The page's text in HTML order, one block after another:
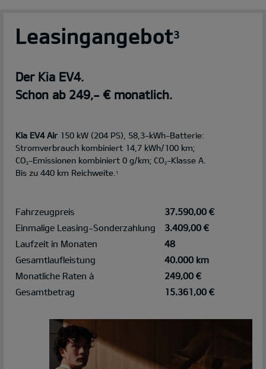
Leasingangebot3
Der Kia EV4.
Schon ab 249,- € monatlich.
Kia EV4 Air 150 kW (204 PS), 58,3-kWh-Batterie:
Stromverbrauch kombiniert 14,7 kWh/100 km;
CO2-Emissionen kombiniert 0 g/km; CO2-Klasse A.
Bis zu 440 km Reichweite.
1
Fahrzeugpreis
37.590,00 €
Einmalige Leasing-Sonderzahlung
3.409,00 €
Laufzeit in Monaten
48
Gesamtlaufleistung
40.000 km
Monatliche Raten à
249,00 €
Gesamtbetrag
15.361,00 €